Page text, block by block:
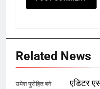
Related News
उमेश पुरोहित बने
एडिटर